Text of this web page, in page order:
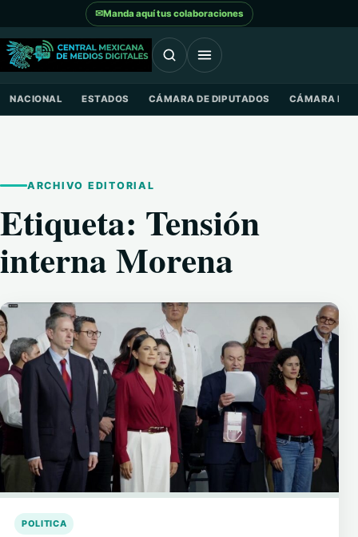
Saltar al contenido
✉Manda aquí tus colaboraciones
NACIONAL ESTADOS CÁMARA DE DIPUTADOS CÁMARA DE
ARCHIVO EDITORIAL
Etiqueta: Tensión
interna Morena
POLITICA